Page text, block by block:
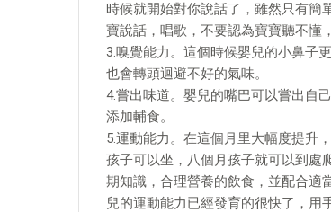
時候就開始對你說話了，雖然只有簡
寶說話，唱歌，不要認為寶寶聽不懂
3.嗅覺能力。這個時候嬰兒的小鼻子
也會轉頭迴避不好的氣味。
4.嘗出味道。嬰兒的嘴巴可以嘗出自
添加輔食。
5.運動能力。在這個月里大幅度提升
孩子可以坐，八個月孩子就可以到處
期知識，合理營養的飲食，並配合適
兒的運動能力已經發育的很快了，用